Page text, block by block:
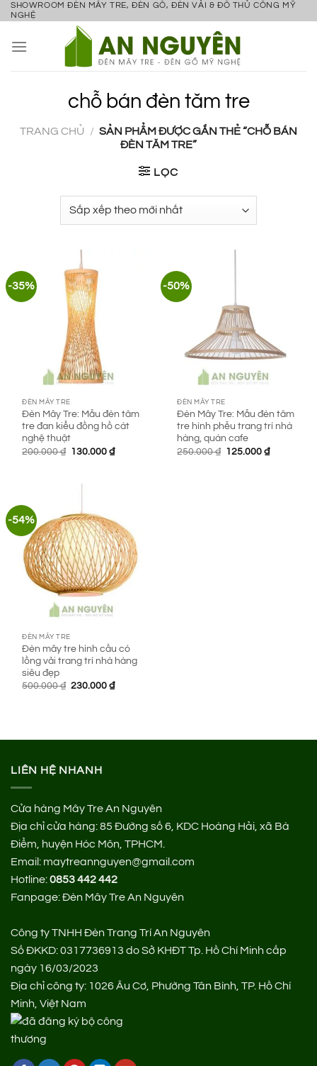
Bỏ
nội
SHOWROOM ĐÈN MÂY TRE, ĐÈN GỖ, ĐÈN VẢI & ĐỒ THỦ CÔNG MỸ
NGHỆ
chỗ bán đèn tăm tre
TRANG CHỦ / SẢN PHẨM ĐƯỢC GẮN THẺ “CHỖ BÁN
ĐÈN TĂM TRE”
LỌC
-35%
ĐÈN MÂY TRE
Đèn Mây Tre: Mẫu đèn tăm
tre đan kiểu đồng hồ cát
nghệ thuật
200.000₫ Giá
130.000₫Giá
-50%
ĐÈN MÂY TRE
Đèn Mây Tre: Mẫu đèn tăm
tre hình phễu trang trí nhà
hàng, quán cafe
250.000₫ Giá
125.000₫Giá
-54%
ĐÈN MÂY TRE
Đèn mây tre hình cầu có
lồng vải trang trí nhà hàng
siêu đẹp
500.000₫ Giá
230.000₫Giá
LIÊN HỆ NHANH
Cửa hàng Mây Tre An Nguyên
Địa chỉ cửa hàng:85 Đường số 6, KDC Hoàng Hải, xã Bà
Điểm, huyện Hóc Môn, TPHCM.
Email: maytreannguyen@gmail.com
Hotline:0853 442 442
Fanpage:Đèn Mây Tre An Nguyên
Công ty TNHH Đèn Trang Trí An Nguyên
Số ĐKKD: 0317736913 do Sở KHĐT Tp. Hồ Chí Minh cấp
ngày 16/03/2023
Địa chỉ công ty: 1026 Âu Cơ, Phường Tân Bình, TP. Hồ Chí
Minh, Việt Nam